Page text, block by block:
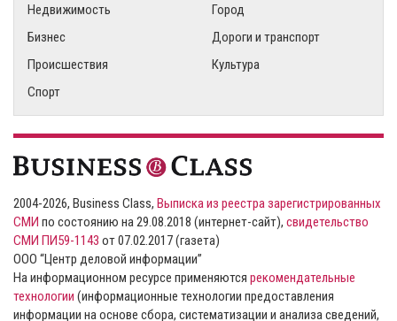
Недвижимость
Город
Бизнес
Дороги и транспорт
Происшествия
Культура
Спорт
2004-2026, Business Class, Выписка из реестра зарегистрированных
СМИ по состоянию на 29.08.2018 (интернет-сайт), свидетельство
СМИ ПИ59-1143 от 07.02.2017 (газета)
ООО “Центр деловой информации”
На информационном ресурсе применяются рекомендательные
технологии (информационные технологии предоставления
информации на основе сбора, систематизации и анализа сведений,